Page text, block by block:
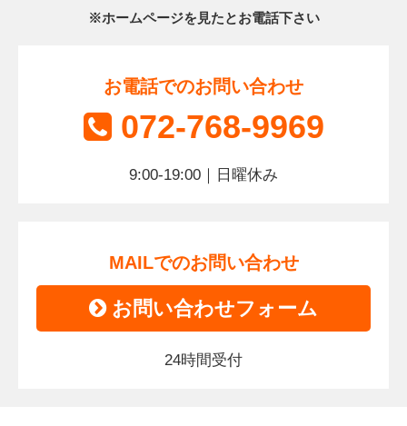
※ホームページを見たとお電話下さい
お電話でのお問い合わせ
072-768-9969
9:00-19:00｜日曜休み
MAILでのお問い合わせ
お問い合わせフォーム
24時間受付